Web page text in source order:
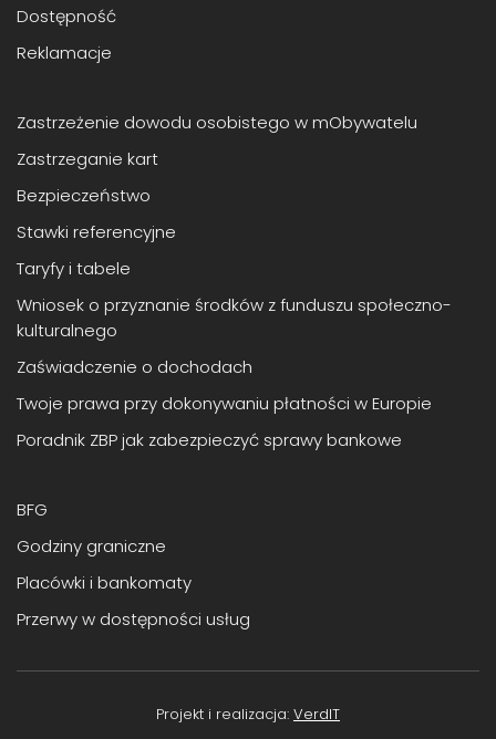
Dostępność
Reklamacje
Zastrzeżenie dowodu osobistego w mObywatelu
Zastrzeganie kart
Bezpieczeństwo
Stawki referencyjne
Taryfy i tabele
Wniosek o przyznanie środków z funduszu społeczno-
kulturalnego
Zaświadczenie o dochodach
Twoje prawa przy dokonywaniu płatności w Europie
Poradnik ZBP jak zabezpieczyć sprawy bankowe
BFG
Godziny graniczne
Placówki i bankomaty
Przerwy w dostępności usług
Projekt i realizacja: VerdIT